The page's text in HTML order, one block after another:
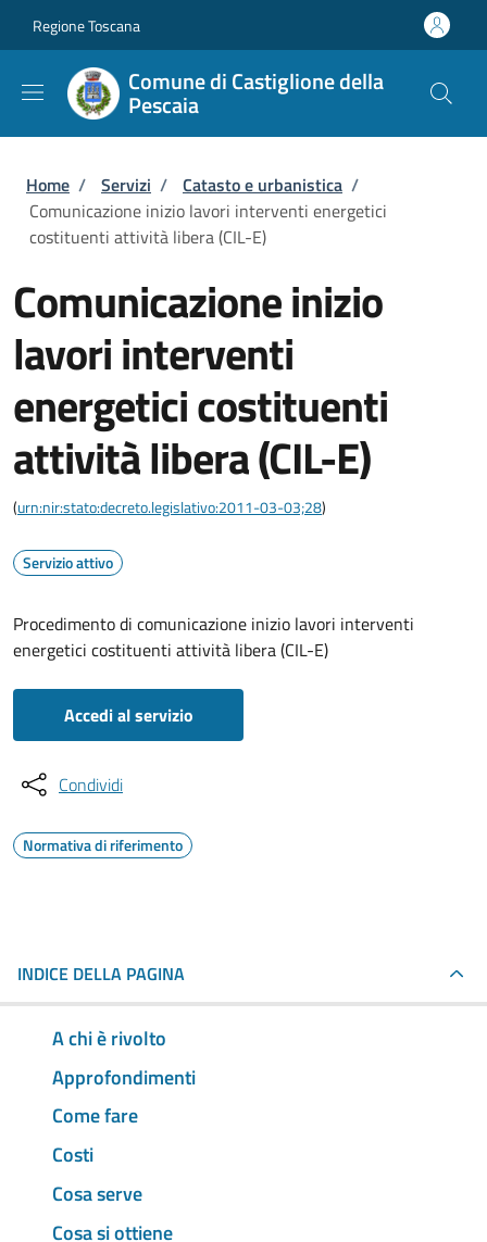
Regione Toscana
Comune di Castiglione della
Pescaia
Briciole di pane
Home / Servizi / Catasto e urbanistica /
Comunicazione inizio lavori interventi energetici
costituenti attività libera (CIL-E)
Comunicazione inizio
lavori interventi
energetici costituenti
attività libera (CIL-E)
(urn:nir:stato:decreto.legislativo:2011-03-03;28)
Servizio attivo
Procedimento di comunicazione inizio lavori interventi
energetici costituenti attività libera (CIL-E)
Accedi al servizio
Condividi
Normativa di riferimento
INDICE DELLA PAGINA
A chi è rivolto
Approfondimenti
Come fare
Costi
Cosa serve
Cosa si ottiene